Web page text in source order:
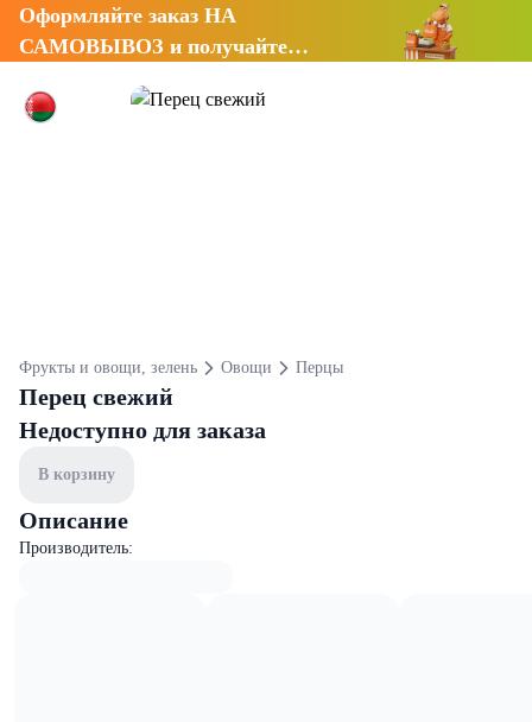
Оформляйте заказ НА
САМОВЫВОЗ и получайте
Фрукты и овощи, зелень Овощи Перцы
Перец свежий
Недоступно для заказа
В корзину
Описание
Производитель: